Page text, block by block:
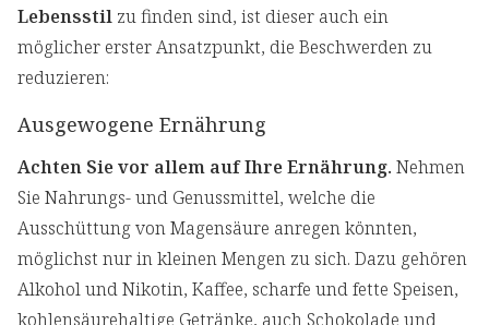
Lebensstil zu finden sind, ist dieser auch ein
möglicher erster Ansatzpunkt, die Beschwerden zu
reduzieren:
Ausgewogene Ernährung
Achten Sie vor allem auf Ihre Ernährung. Nehmen
Sie Nahrungs- und Genussmittel, welche die
Ausschüttung von Magensäure anregen könnten,
möglichst nur in kleinen Mengen zu sich. Dazu gehören
Alkohol und Nikotin, Kaffee, scharfe und fette Speisen,
kohlensäurehaltige Getränke, auch Schokolade und